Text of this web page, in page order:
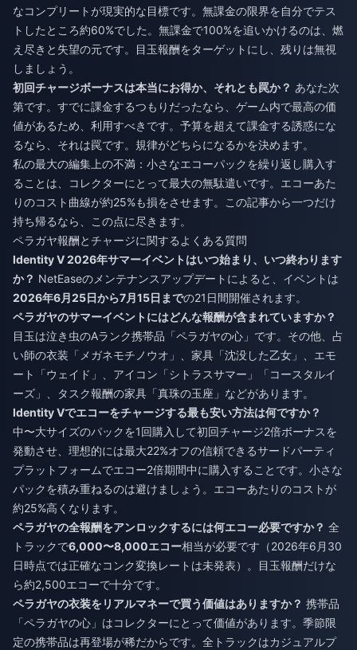
なコンプリートが現実的な目標です。無課金の限界を自分でテス
トしたところ約60%でした。無課金で100%を追いかけるのは、燃
え尽きと失望の元です。目玉報酬をターゲットにし、残りは無視
しましょう。
初回チャージボーナスは本当にお得か、それとも罠か？ あなた次
第です。すでに課金するつもりだったなら、ゲーム内で最高の価
値があるため、利用すべきです。予算を超えて課金する誘惑にな
るなら、それは罠です。規律がどちらになるかを決めます。
私の最大の編集上の不満：小さなエコーパックを繰り返し購入す
ることは、コレクターにとって最大の無駄遣いです。エコーあた
りのコスト曲線が約25%も損をさせます。この記事から一つだけ
持ち帰るなら、この点に尽きます。
ペラガヤ報酬とチャージに関するよくある質問
Identity V 2026年サマーイベントはいつ始まり、いつ終わります
か？ NetEaseのメンテナンスアップデートによると、イベントは
2026年6月25日から7月15日までの21日間開催されます。
ペラガヤのサマーイベントにはどんな報酬が含まれていますか？
目玉は泣き虫のAランク携帯品「ペラガヤの心」です。その他、占
い師の衣装「メガネモチノウオ」、家具「沈没した乙女」、エモ
ート「ウェイド」、アイコン「シトラスサマー」「コースタルイ
ーズ」、タスク報酬の家具「真珠の玉座」などがあります。
Identity Vでエコーをチャージする最も安い方法は何ですか？
中〜大サイズのパックを1回購入して初回チャージ2倍ボーナスを
発動させ、理想的には最大22%オフの信頼できるサードパーティ
プラットフォームでエコー2倍期間中に購入することです。小さな
パックを積み重ねるのは避けましょう。エコーあたりのコストが
約25%高くなります。
ペラガヤの全報酬をアンロックするには何エコー必要ですか？ 全
トラックで6,000〜8,000エコー相当が必要です（2026年6月30
日時点では正確なコンク変換レートは未発表）。目玉報酬だけな
ら約2,500エコーで十分です。
ペラガヤの衣装をリアルマネーで買う価値はありますか？ 携帯品
「ペラガヤの心」はコレクターにとって価値があります。季節限
定の携帯品は再登場が稀だからです。全トラックはカジュアルプ